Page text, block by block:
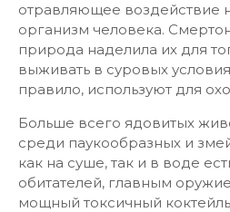
отравляющее воздействие
организм человека.
природа наделила их для
выживать в суровых
правило, используют для
Больше всего ядовитых
среди паукообразных и
как на суше, так и в воде
обитателей, главным
мощный токсичный